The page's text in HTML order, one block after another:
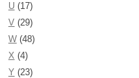
U (17)
V (29)
W (48)
X (4)
Y (23)